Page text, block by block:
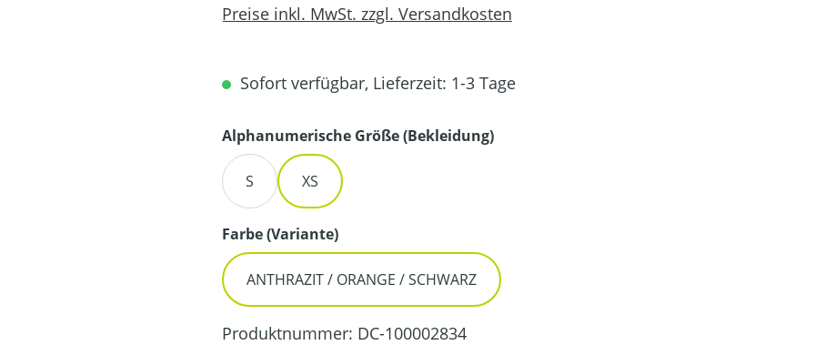
Preise inkl. MwSt. zzgl. Versandkosten
Sofort verfügbar, Lieferzeit: 1-3 Tage
Alphanumerische Größe (Bekleidung)auswählen
S XS
Farbe (Variante)auswählen
ANTHRAZIT / ORANGE / SCHWARZ
Produktnummer: DC-100002834